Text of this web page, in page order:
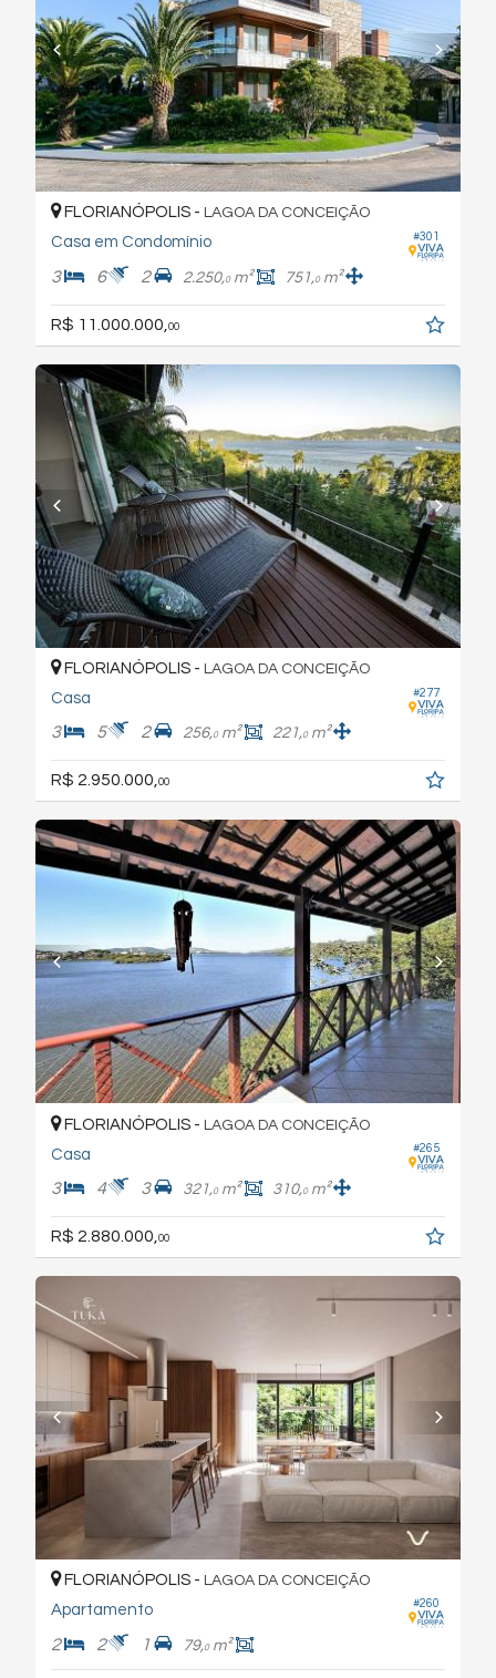
#301
FLORIANÓPOLIS - LAGOA DA CONCEIÇÃO
Casa em Condomínio
3 6 2 2.250,0m² 751,0m²
R$ 11.000.000, 00
#277
FLORIANÓPOLIS - LAGOA DA CONCEIÇÃO
Casa
3 5 2 256,0m² 221,0m²
R$ 2.950.000,00
#265
FLORIANÓPOLIS - LAGOA DA CONCEIÇÃO
Casa
3 4 3 321,0m² 310,0m²
R$ 2.880.000, 00
#260
FLORIANÓPOLIS - LAGOA DA CONCEIÇÃO
Apartamento
2 2 1 79,0m²